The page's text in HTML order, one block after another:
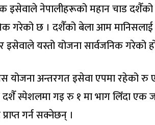
इसेवाले नेपालीहरूको महान चाड दशैँको
गरेको छ । दशैँको बेला आम मानिसलाई
यस्तो योजना सार्वजनिक गरेको
योजना अन्तरगत इसेवा एपमा रहेको रु
दशैँ स्पेशलमा गइ रु १ मा भाग लिँदा एक
गर्न सक्नेछन् ।